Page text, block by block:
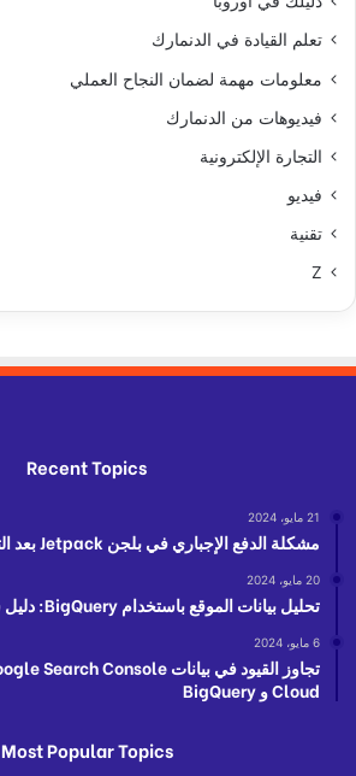
تعلم القيادة في الدنمارك
معلومات مهمة لضمان النجاح العملي
فيديوهات من الدنمارك
التجارة الإلكترونية
فيديو
تقنية
Z
Recent Topics
21 مايو، 2024
مشكلة الدفع الإجباري في بلجن Jetpack بعد التحديث
20 مايو، 2024
تحليل بيانات الموقع باستخدام BigQuery: دليل شامل للأوامر التحليلية
6 مايو، 2024
Cloud و BigQuery
Most Popular Topics